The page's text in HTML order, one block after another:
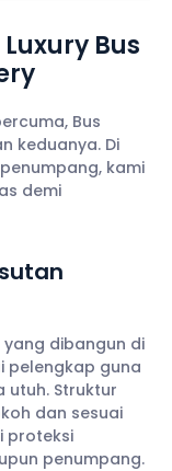
Bus
Bus
keduanya. Di
kami
demi
dibangun di
pelengkap guna
utuh. Struktur
dan sesuai
proteksi
penumpang.